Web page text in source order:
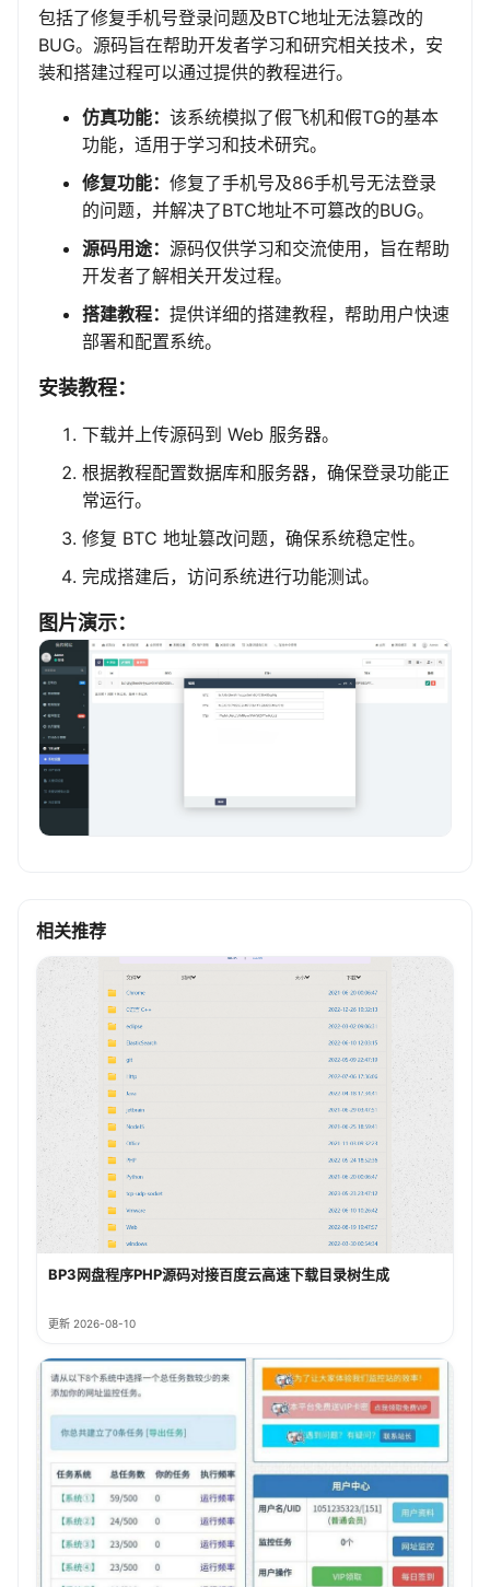
包括了修复手机号登录问题及BTC地址无法篡改的
BUG。源码旨在帮助开发者学习和研究相关技术，安
装和搭建过程可以通过提供的教程进行。
仿真功能： 该系统模拟了假飞机和假TG的基本
功能，适用于学习和技术研究。
修复功能： 修复了手机号及86手机号无法登录
的问题，并解决了BTC地址不可篡改的BUG。
源码用途： 源码仅供学习和交流使用，旨在帮助
开发者了解相关开发过程。
搭建教程： 提供详细的搭建教程，帮助用户快速
部署和配置系统。
安装教程：
下载并上传源码到 Web 服务器。
根据教程配置数据库和服务器，确保登录功能正
常运行。
修复 BTC 地址篡改问题，确保系统稳定性。
完成搭建后，访问系统进行功能测试。
图片演示：
相关推荐
BP3网盘程序PHP源码对接百度云高速下载目录树生成
更新 2026-08-10